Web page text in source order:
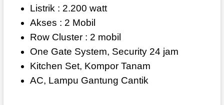
Listrik : 2.200 watt
Akses : 2 Mobil
Row Cluster : 2 mobil
One Gate System, Security 24 jam
Kitchen Set, Kompor Tanam
AC, Lampu Gantung Cantik